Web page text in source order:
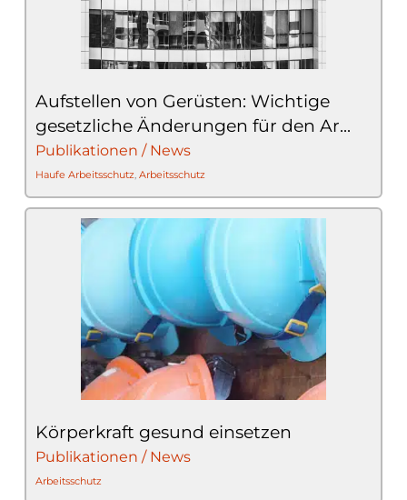
Aufstellen von Gerüsten: Wichtige
gesetzliche Änderungen für den Ar...
Publikationen / News
Haufe Arbeitsschutz, Arbeitsschutz
Körperkraft gesund einsetzen
Publikationen / News
Arbeitsschutz